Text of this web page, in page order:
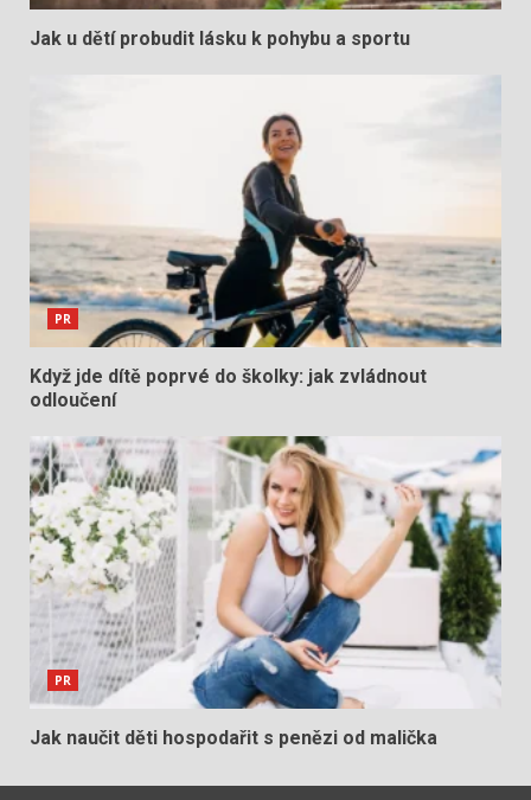
Jak u dětí probudit lásku k pohybu a sportu
PR
Když jde dítě poprvé do školky: jak zvládnout
odloučení
PR
Jak naučit děti hospodařit s penězi od malička